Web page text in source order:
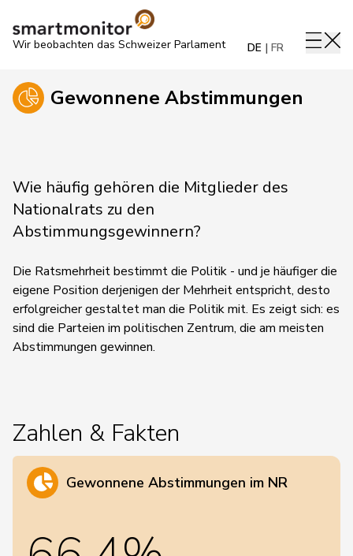
Wir beobachten das Schweizer Parlament DE FR
Gewonnene Abstimmungen
Wie häufig gehören die Mitglieder des
Nationalrats zu den
Abstimmungsgewinnern?
Die Ratsmehrheit bestimmt die Politik - und je häufiger die
eigene Position derjenigen der Mehrheit entspricht, desto
erfolgreicher gestaltet man die Politik mit. Es zeigt sich: es
sind die Parteien im politischen Zentrum, die am meisten
Abstimmungen gewinnen.
Zahlen & Fakten
Gewonnene Abstimmungen im NR